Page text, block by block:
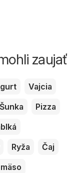
zaujať
Vajcia
Šunka
Pizza
Ryža
Čaj